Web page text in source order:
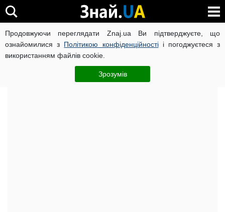
Продовжуючи переглядати Znaj.ua Ви підтверджуєте, що
ознайомилися з Політикою конфіденційностіі погоджуєтеся з
використанням файлів cookie.
Зрозумів
Головна Досьє
Лілія Гриневич: досьє і біографія
Читайте повну біографію Лілії Гриневич